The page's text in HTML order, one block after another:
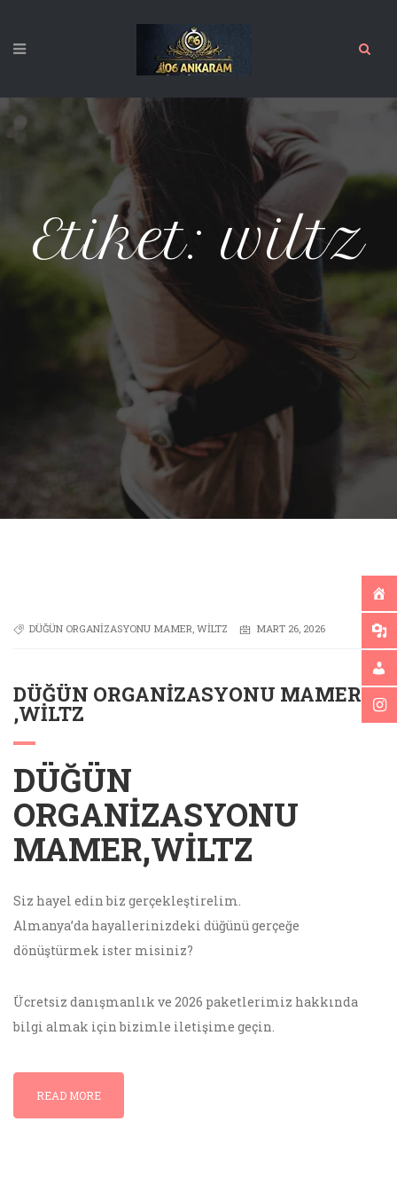
Etiket:wiltz
DÜĞÜN ORGANIZASYONU MAMER, WILTZ MART 26, 2026
DÜĞÜN ORGANIZASYONU MAMER
,WILTZ
DÜĞÜN
ORGANIZASYONU
MAMER,WILTZ
Siz hayel edin biz gerçekleştirelim.
Almanya’da hayallerinizdeki düğünü gerçeğe
dönüştürmek ister misiniz?
Ücretsiz danışmanlık ve 2026 paketlerimiz hakkında
bilgi almak için bizimle iletişime geçin.
READ MORE